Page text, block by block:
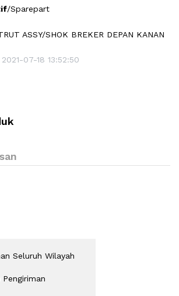
/Sparepart
ASSY/SHOK BREKER DEPAN KANAN
07-18 13:52:50
Seluruh Wilayah
Pengiriman